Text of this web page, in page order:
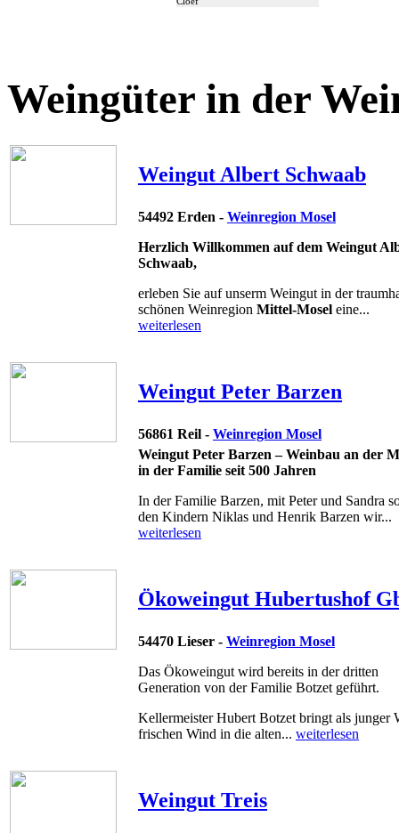
Weingüter in der
Weingut Albert Schwaab
54492 Erden - Weinregion Mosel
Herzlich Willkommen auf dem Weingut
Schwaab,
erleben Sie auf unserm Weingut in der
schönen Weinregion Mittel-Mosel eine...
weiterlesen
Weingut Peter Barzen
56861 Reil - Weinregion Mosel
Weingut Peter Barzen – Weinbau an der
in der Familie seit 500 Jahren
In der Familie Barzen, mit Peter und Sandra
den Kindern Niklas und Henrik Barzen wir...
weiterlesen
Ökoweingut Hubertushof
54470 Lieser - Weinregion Mosel
Das Ökoweingut wird bereits in der dritten
Generation von der Familie Botzet geführt.
Kellermeister Hubert Botzet bringt als junger
frischen Wind in die alten... weiterlesen
Weingut Treis